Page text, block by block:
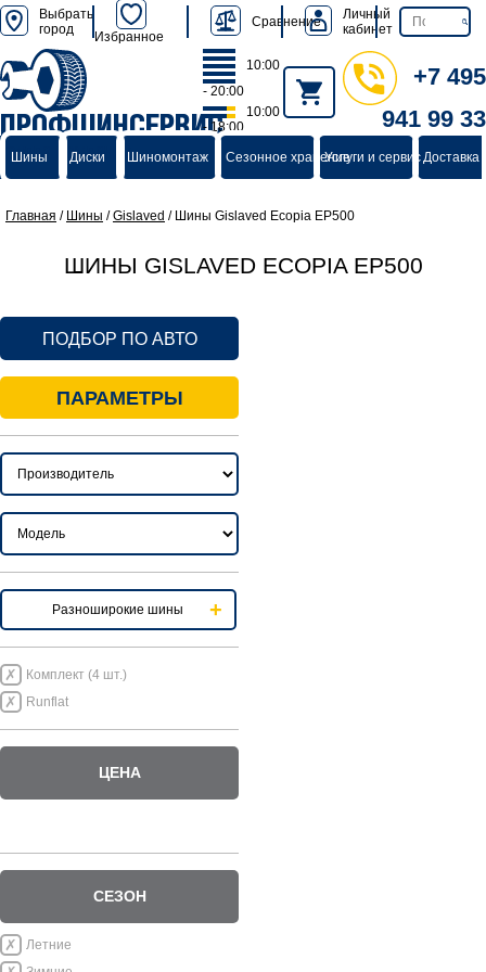
Выбрать
город
Избранное
Сравнение
Личный
кабинет
ПРОФШИНСЕРВИС
группа компаний
10:00
- 20:00
10:00
- 18:00
+7 495
941 99 33
Шины Диски Шиномонтаж Сезонное хранениеУслуги и сервисДоставка
Главная / Шины /Gislaved / Шины Gislaved Ecopia EP500
ШИНЫ GISLAVED ECOPIA EP500
ПОДБОР ПО АВТО
ПАРАМЕТРЫ
Разноширокие шины
Комплект (4 шт.)
Runflat
ЦЕНА
СЕЗОН
Летние